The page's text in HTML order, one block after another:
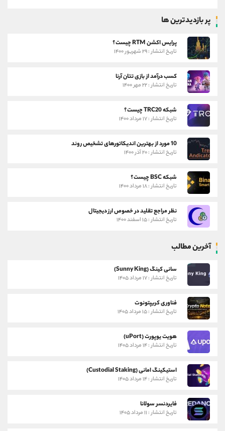
پر بازدیدترین ها
پرایس اکشن RTM چیست؟
تاریخ انتشار : ۲۹ شهریور ۱۴۰۰
کسب درآمد از بازی تتان آرنا
تاریخ انتشار : ۲۲ مهر ۱۴۰۰
شبکه TRC20 چیست؟
تاریخ انتشار : ۱۷ مرداد ۱۴۰۰
10 مورد از بهترین اندیکاتورهای تشخیص روند
تاریخ انتشار : ۲۰ آذر ۱۴۰۰
شبکه BSC چیست؟
تاریخ انتشار : ۱۸ مرداد ۱۴۰۰
نظر مراجع تقلید در خصوص ارز دیجیتال
تاریخ انتشار : ۱۵ اسفند ۱۴۰۰
آخرین مطالب
سانی کینگ (Sunny King)
تاریخ انتشار : ۱۷ مرداد ۱۴۰۵
فناوری کریپتونوت
تاریخ انتشار : ۱۵ مرداد ۱۴۰۵
هویت یوپورت (uPort)
تاریخ انتشار : ۱۴ مرداد ۱۴۰۵
استیکینگ امانی (Custodial Staking)
تاریخ انتشار : ۱۴ مرداد ۱۴۰۵
فایردنسر سولانا
تاریخ انتشار : ۱۱ مرداد ۱۴۰۵